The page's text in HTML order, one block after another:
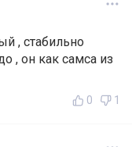
, стабильно
, он как самса из
0 1